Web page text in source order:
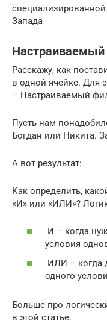
Запада
Настраиваемый
Расскажу, как
в одной ячейке. Для
– Настраиваемый
Пусть нам
Богдан или Никита.
А вот результат:
Как определить,
«И» или «ИЛИ»?
И – когда
условия
ИЛИ – когда
одного
Больше про
в этой статье.